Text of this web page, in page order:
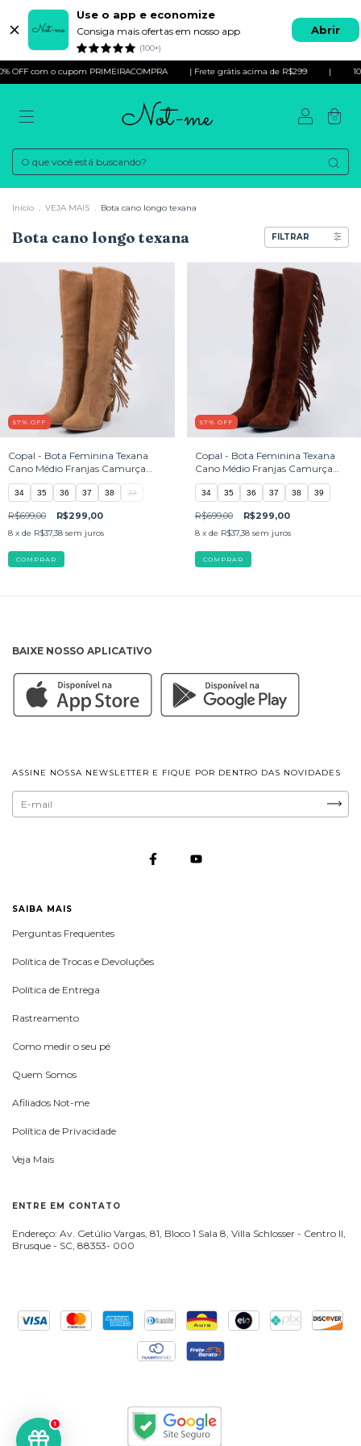
Use o app e economize
Consiga mais ofertas em nosso app
(100+)
Abrir
1
o cupom PRIMEIRACOMPRA | Frete grátis acima de R$299 | 10% OFF
0
Início . VEJA MAIS . Bota cano longo texana
Bota cano longo texana FILTRAR
57% OFF
Copal - Bota Feminina Texana
Cano Médio Franjas Camurça
Palha
34 35 36 37 38 39
R$699,00 R$299,00
8 x de R$37,38 sem juros
COMPRAR
57% OFF
Copal - Bota Feminina Texana
Cano Médio Franjas Camurça
Marrom
34 35 36 37 38 39
R$699,00 R$299,00
8 x de R$37,38 sem juros
COMPRAR
BAIXE NOSSO APLICATIVO
ASSINE NOSSA NEWSLETTER E FIQUE POR DENTRO DAS NOVIDADES
SAIBA MAIS
Perguntas Frequentes
Política de Trocas e Devoluções
Política de Entrega
Rastreamento
Como medir o seu pé
Quem Somos
Afiliados Not-me
Política de Privacidade
Veja Mais
ENTRE EM CONTATO
Endereço: Av. Getúlio Vargas, 81, Bloco 1 Sala 8, Villa Schlosser - Centro II,
Brusque - SC, 88353- 000